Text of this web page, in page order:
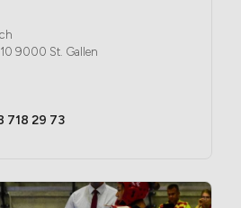
9000 St. Gallen
718 29 73